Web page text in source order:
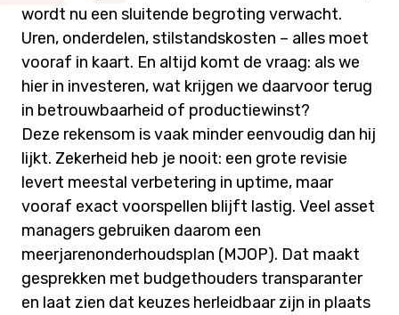
wordt nu een sluitende begroting verwacht.
Uren, onderdelen, stilstandskosten – alles moet
vooraf in kaart. En altijd komt de vraag: als we
hier in investeren, wat krijgen we daarvoor terug
in betrouwbaarheid of productiewinst?
Deze rekensom is vaak minder eenvoudig dan hij
lijkt. Zekerheid heb je nooit: een grote revisie
levert meestal verbetering in uptime, maar
vooraf exact voorspellen blijft lastig. Veel asset
managers gebruiken daarom een
meerjarenonderhoudsplan (MJOP). Dat maakt
gesprekken met budgethouders transparanter
en laat zien dat keuzes herleidbaar zijn in plaats